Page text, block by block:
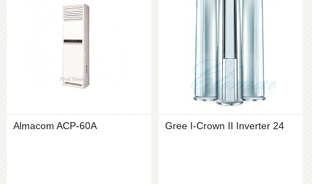
Almacom ACP-60A Gree I-Crown II Inverter 24